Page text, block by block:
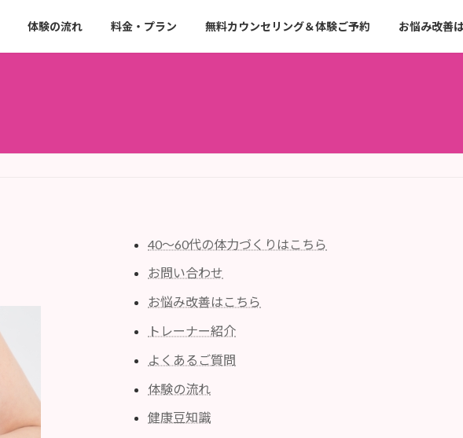
体験の流れ 料金・プラン 無料カウンセリング＆体験ご予約 お悩み改善
40〜60代の体力づくりはこちら
お問い合わせ
お悩み改善はこちら
トレーナー紹介
よくあるご質問
体験の流れ
健康豆知識